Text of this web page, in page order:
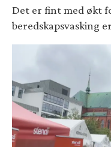
Det er fint med økt
beredskapsvasking